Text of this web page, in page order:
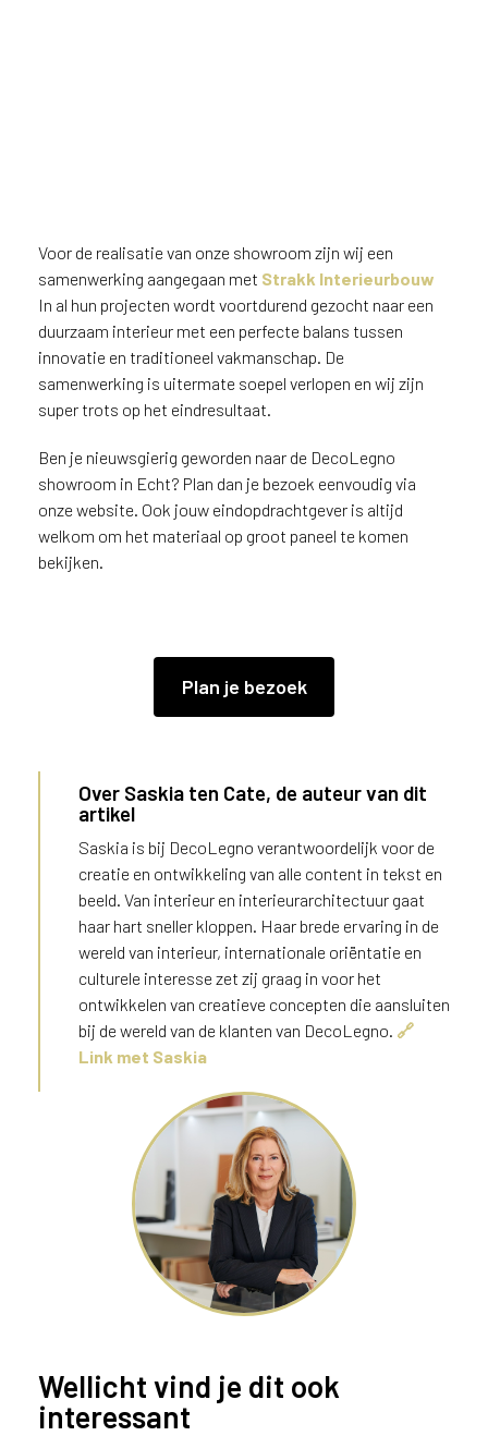
Voor de realisatie van onze showroom zijn wij een
samenwerking aangegaan met Strakk Interieurbouw
In al hun projecten wordt voortdurend gezocht naar een
duurzaam interieur met een perfecte balans tussen
innovatie en traditioneel vakmanschap. De
samenwerking is uitermate soepel verlopen en wij zijn
super trots op het eindresultaat.
Ben je nieuwsgierig geworden naar de DecoLegno
showroom in Echt? Plan dan je bezoek eenvoudig via
onze website. Ook jouw eindopdrachtgever is altijd
welkom om het materiaal op groot paneel te komen
bekijken.
Plan je bezoek
Over Saskia ten Cate, de auteur van dit
artikel
Saskia is bij DecoLegno verantwoordelijk voor de
creatie en ontwikkeling van alle content in tekst en
beeld. Van interieur en interieurarchitectuur gaat
haar hart sneller kloppen. Haar brede ervaring in de
wereld van interieur, internationale oriëntatie en
culturele interesse zet zij graag in voor het
ontwikkelen van creatieve concepten die aansluiten
bij de wereld van de klanten van DecoLegno. 🔗
Link met Saskia
Wellicht vind je dit ook
interessant